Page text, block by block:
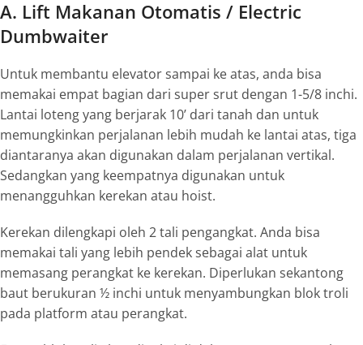
A. Lift Makanan Otomatis / Electric
Dumbwaiter
Untuk membantu elevator sampai ke atas, anda bisa
memakai empat bagian dari super srut dengan 1-5/8 inchi.
Lantai loteng yang berjarak 10’ dari tanah dan untuk
memungkinkan perjalanan lebih mudah ke lantai atas, tiga
diantaranya akan digunakan dalam perjalanan vertikal.
Sedangkan yang keempatnya digunakan untuk
menangguhkan kerekan atau hoist.
Kerekan dilengkapi oleh 2 tali pengangkat. Anda bisa
memakai tali yang lebih pendek sebagai alat untuk
memasang perangkat ke kerekan. Diperlukan sekantong
baut berukuran ½ inchi untuk menyambungkan blok troli
pada platform atau perangkat.